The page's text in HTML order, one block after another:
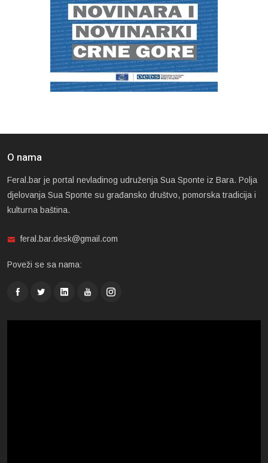
O nama
Feral.bar je portal nevladinog udruženja Sua Sponte iz Bara. Polja
djelovanja Sua Sponte su građansko društvo, pomorska tradicija i
kulturna baština.
feral.bar.desk@gmail.com
Poveži se sa nama: